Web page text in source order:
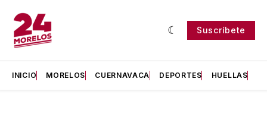
Suscríbete
INICIO MORELOS CUERNAVACA DEPORTES HUELLAS